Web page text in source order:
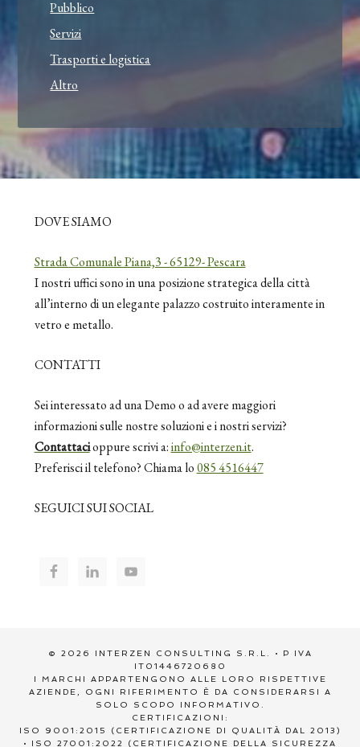
Pubblico
Servizi
Trasporti e logistica
Altro
DOVE SIAMO
Strada Comunale Piana,3 - 65129- Pescara
I nostri uffici sono in una posizione strategica della città
all’interno di un elegante palazzo costruito interamente in
vetro e metallo.
CONTATTI
Sei interessato ad una Demo o ad avere maggiori
informazioni sulle nostre soluzioni e i nostri servizi?
Contattacioppure scrivi a:info@interzen.it.
Preferisci il telefono? Chiama lo085 4516447
SEGUICI SUI SOCIAL
© 2026 INTERZEN CONSULTING S.R.L. • P IVA
IT01446720680
I MARCHI APPARTENGONO ALLE LORO RISPETTIVE
AZIENDE, OGNI RIFERIMENTO È DA CONSIDERARSI A
SOLO SCOPO INFORMATIVO.
CERTIFICAZIONI:
ISO 9001:2015 (CERTIFICAZIONE DI QUALITÀ DAL 2013)
• ISO 27001:2022 (CERTIFICAZIONE DELLA SICUREZZA